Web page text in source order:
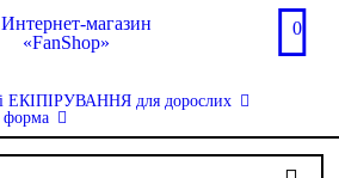
0
для дорослих
форма